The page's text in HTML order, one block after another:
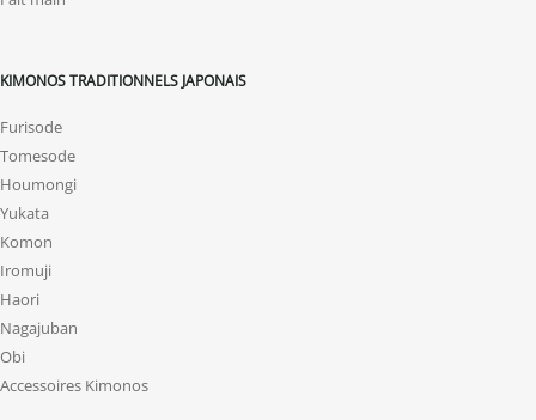
KIMONOS TRADITIONNELS JAPONAIS
Furisode
Tomesode
Houmongi
Yukata
Komon
Iromuji
Haori
Nagajuban
Obi
Accessoires Kimonos